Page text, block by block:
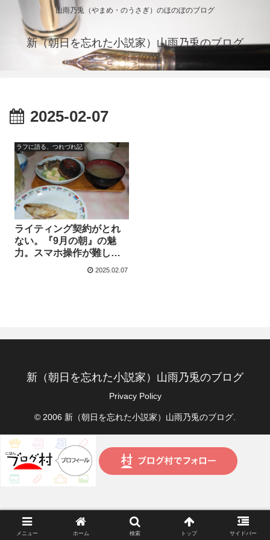
山雨乃兎（やまめ・のうさぎ）のほのぼのブログ
新（朝日を忘れた小説家）山雨乃兎のブログ
2025-02-07
ラフに語る、つれづれ記
ライティング契約がとれ
ない。『9月の朝』の魅
力。スマホ操作が難し
2025.02.07
新（朝日を忘れた小説家）山雨乃兎のブログ
Privacy Policy
© 2006 新（朝日を忘れた小説家）山雨乃兎のブログ.
メニュー ホーム 検索 トップ サイドバー